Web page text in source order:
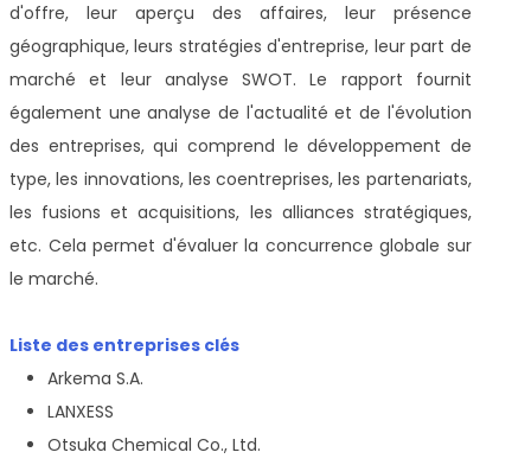
d'offre, leur aperçu des affaires, leur présence
géographique, leurs stratégies d'entreprise, leur part de
marché et leur analyse SWOT. Le rapport fournit
également une analyse de l'actualité et de l'évolution
des entreprises, qui comprend le développement de
type, les innovations, les coentreprises, les partenariats,
les fusions et acquisitions, les alliances stratégiques,
etc. Cela permet d'évaluer la concurrence globale sur
le marché.
Liste des entreprises clés
Arkema S.A.
LANXESS
Otsuka Chemical Co., Ltd.